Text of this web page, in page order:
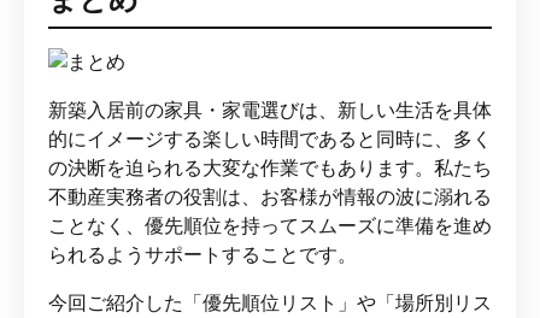
新築入居前の家具・家電選びは、新しい生活を具体
的にイメージする楽しい時間であると同時に、多く
の決断を迫られる大変な作業でもあります。私たち
不動産実務者の役割は、お客様が情報の波に溺れる
ことなく、優先順位を持ってスムーズに準備を進め
られるようサポートすることです。
今回ご紹介した「優先順位リスト」や「場所別リス